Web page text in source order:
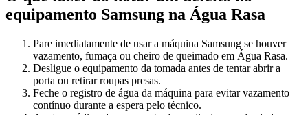
equipamento Samsung na Água Rasa
Pare imediatamente de usar a máquina Samsung se houver
vazamento, fumaça ou cheiro de queimado em Água Rasa.
Desligue o equipamento da tomada antes de tentar abrir a
porta ou retirar roupas presas.
Feche o registro de água da máquina para evitar vazamento
contínuo durante a espera pelo técnico.